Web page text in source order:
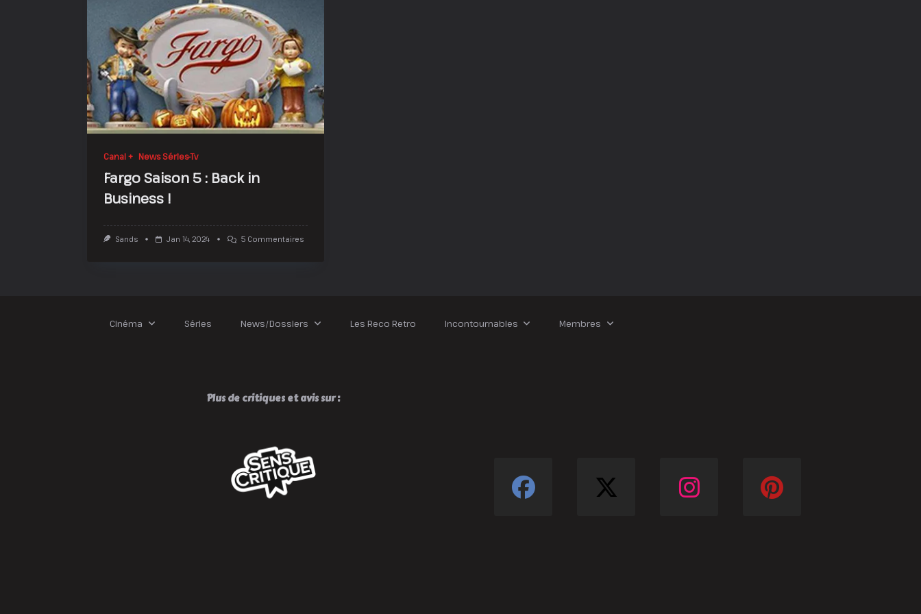
Canal + News Séries-Tv
Fargo Saison 5 : Back in
Business !
Sands Jan 14, 2024 5 CommentairesSur
Cinéma Séries News/Dossiers Les Reco Retro Incontournables Membres
Plus de critiques et avis sur :